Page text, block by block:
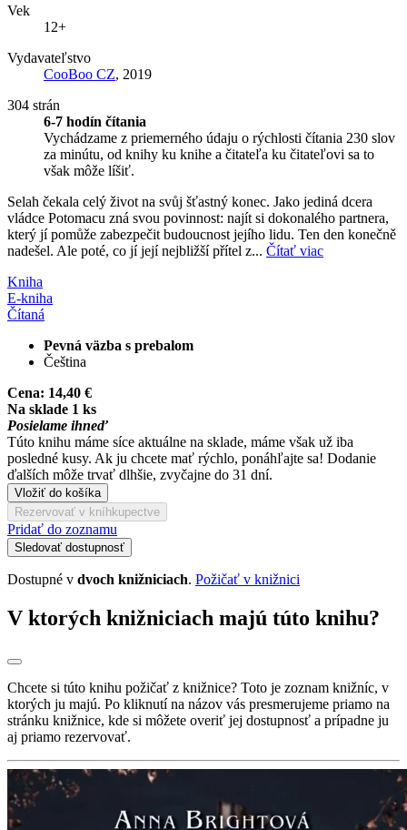
Vek
12+
Vydavateľstvo
CooBoo CZ, 2019
304 strán
6-7 hodín čítania
Vychádzame z priemerného údaju o rýchlosti čítania 230 slov
za minútu, od knihy ku knihe a čitateľa ku čitateľovi sa to
však môže líšiť.
Selah čekala celý život na svůj šťastný konec. Jako jediná dcera
vládce Potomacu zná svou povinnost: najít si dokonalého partnera,
který jí pomůže zabezpečit budoucnost jejího lidu. Ten den konečně
nadešel. Ale poté, co jí její nejbližší přítel z... Čítať viac
Kniha
E-kniha
Čítaná
Pevná väzba s prebalom
Čeština
Cena: 14,40 €
Na sklade 1 ks
Posielame ihneď
Túto knihu máme síce aktuálne na sklade, máme však už iba
posledné kusy. Ak ju chcete mať rýchlo, ponáhľajte sa! Dodanie
ďalších môže trvať dlhšie, zvyčajne do 31 dní.
Vložiť do košíka
Rezervovať v kníhkupectve
Pridať do zoznamu
Sledovať dostupnosť
Dostupné v dvoch knižniciach. Požičať v knižnici
V ktorých knižniciach majú túto knihu?
Chcete si túto knihu požičať z knižnice? Toto je zoznam knižníc, v
ktorých ju majú. Po kliknutí na názov vás presmerujeme priamo na
stránku knižnice, kde si môžete overiť jej dostupnosť a prípadne ju
aj priamo rezervovať.